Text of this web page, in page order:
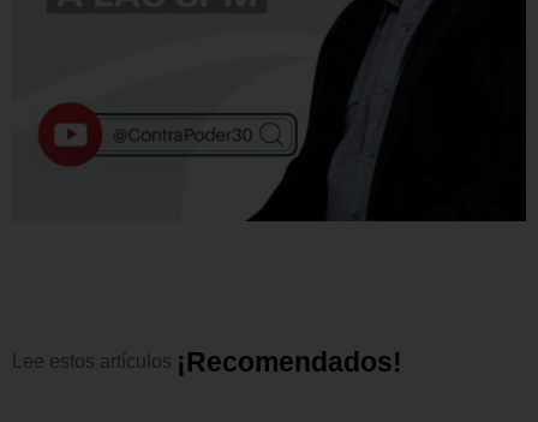
Lee estos artículos ¡Recomend ad os!